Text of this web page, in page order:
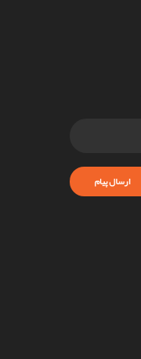
ارسال پیام